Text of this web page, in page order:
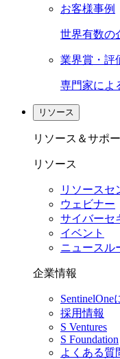
お客様事例
世界有数の
業界賞・評
専門家によ
リソース
リソース＆サポ
リソース
リソースセ
ウェビナー
サイバーセ
イベント
ニュースル
企業情報
SentinelOne
採用情報
S Ventures
S Foundation
よくある質